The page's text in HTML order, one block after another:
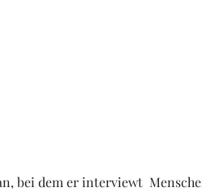
bei dem er interviewt